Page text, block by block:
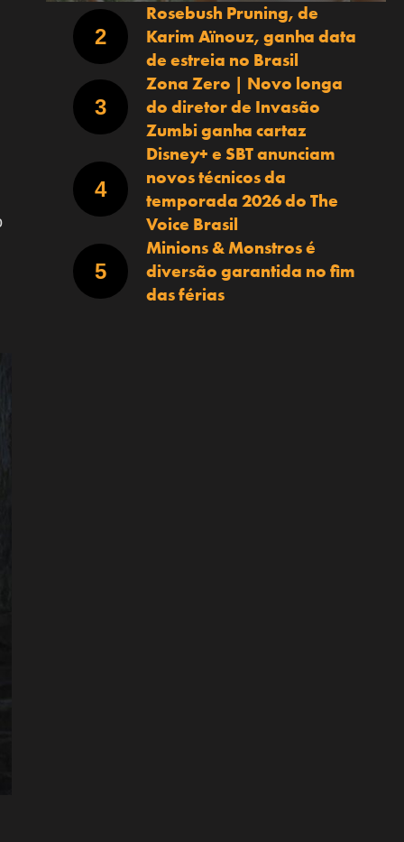
Rosebush Pruning, de
Karim Aïnouz, ganha data
de estreia no Brasil
Zona Zero | Novo longa
do diretor de Invasão
Zumbi ganha cartaz
Disney+ e SBT anunciam
novos técnicos da
temporada 2026 do The
Voice Brasil
Minions & Monstros é
diversão garantida no fim
das férias